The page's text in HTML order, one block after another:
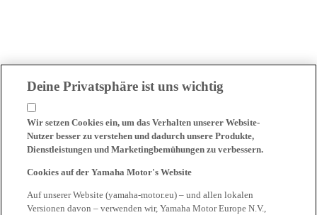
Deine Privatsphäre ist uns wichtig
Wir setzen Cookies ein, um das Verhalten unserer Website-
Nutzer besser zu verstehen und dadurch unsere Produkte,
Dienstleistungen und Marketingbemühungen zu verbessern.
Cookies auf der Yamaha Motor's Website
Auf unserer Website (yamaha-motor.eu) – und allen lokalen
Versionen davon – verwenden wir, Yamaha Motor Europe N.V.,